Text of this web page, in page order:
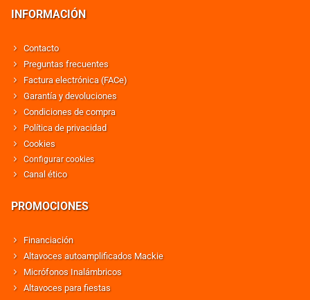
INFORMACIÓN
Contacto
Preguntas frecuentes
Factura electrónica (FACe)
Garantía y devoluciones
Condiciones de compra
Política de privacidad
Cookies
Configurar cookies
Canal ético
PROMOCIONES
Financiación
Altavoces autoamplificados Mackie
Micrófonos Inalámbricos
Altavoces para fiestas